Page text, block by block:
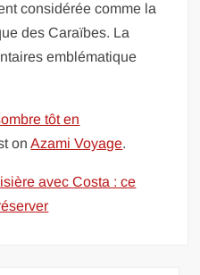
considérée comme la
des Caraïbes. La
emblématique
tôt en
onAzami Voyage.
avec Costa : ce